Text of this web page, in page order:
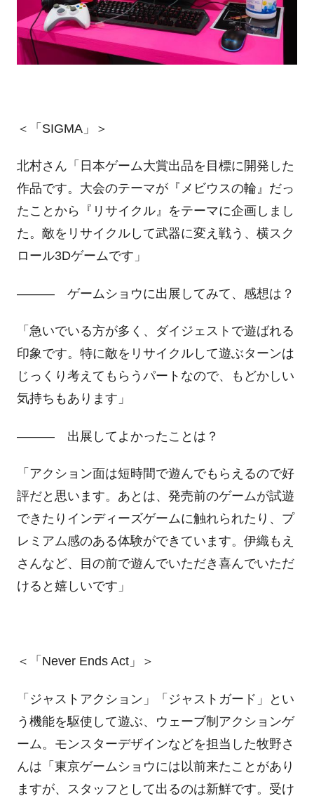
＜「SIGMA」＞
北村さん「日本ゲーム大賞出品を目標に開発した
作品です。大会のテーマが『メビウスの輪』だっ
たことから『リサイクル』をテーマに企画しまし
た。敵をリサイクルして武器に変え戦う、横スク
ロール3Dゲームです」
――― ゲームショウに出展してみて、感想は？
「急いでいる方が多く、ダイジェストで遊ばれる
印象です。特に敵をリサイクルして遊ぶターンは
じっくり考えてもらうパートなので、もどかしい
気持ちもあります」
――― 出展してよかったことは？
「アクション面は短時間で遊んでもらえるので好
評だと思います。あとは、発売前のゲームが試遊
できたりインディーズゲームに触れられたり、プ
レミアム感のある体験ができています。伊織もえ
さんなど、目の前で遊んでいただき喜んでいただ
けると嬉しいです」
＜「Never Ends Act」＞
「ジャストアクション」「ジャストガード」とい
う機能を駆使して遊ぶ、ウェーブ制アクションゲ
ーム。モンスターデザインなどを担当した牧野さ
んは「東京ゲームショウには以前来たことがあり
ますが、スタッフとして出るのは新鮮です。受け